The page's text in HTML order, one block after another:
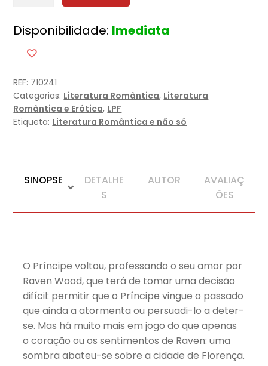
Sombra
sobre
Florença
Disponibilidade: Imediata
REF: 710241
Categorias: Literatura Romântica, Literatura
Romântica e Erótica, LPF
Etiqueta: Literatura Romântica e não só
SINOPSE
DETALHE
S
AUTOR
AVALIAÇ
ÕES
O Príncipe voltou, professando o seu amor por
Raven Wood, que terá de tomar uma decisão
difícil: permitir que o Príncipe vingue o passado
que ainda a atormenta ou persuadi-lo a deter-
se. Mas há muito mais em jogo do que apenas
o coração ou os sentimentos de Raven: uma
sombra abateu-se sobre a cidade de Florença.